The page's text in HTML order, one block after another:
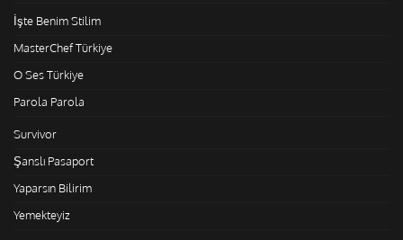
İşte Benim Stilim
MasterChef Türkiye
O Ses Türkiye
Parola Parola
Survivor
Şanslı Pasaport
Yaparsın Bilirim
Yemekteyiz